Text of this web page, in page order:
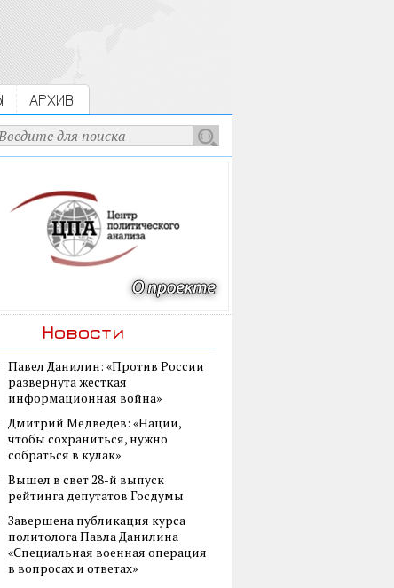
АРХИВ
Новости
Павел Данилин: «Против России
развернута жесткая
информационная война»
Дмитрий Медведев: «Нации,
чтобы сохраниться, нужно
собраться в кулак»
Вышел в свет 28-й выпуск
рейтинга депутатов Госдумы
Завершена публикация курса
политолога Павла Данилина
«Специальная военная операция
в вопросах и ответах»